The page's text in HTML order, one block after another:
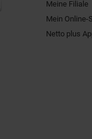
Meine Filiale
Mein Online-
Netto plus